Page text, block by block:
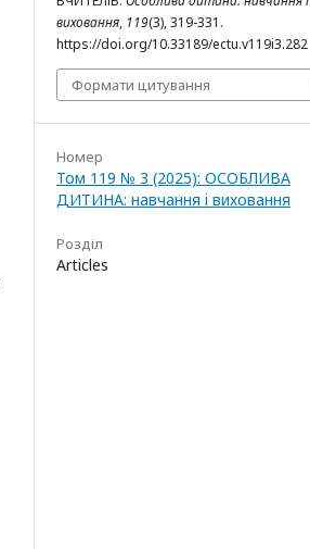
виховання, 119(3), 319-331.
https://doi.org/10.33189/ectu.v119i3.282
Формати цитування
Номер
Том 119 № 3 (2025): ОСОБЛИВА
ДИТИНА: навчання i виховання
Розділ
Articles